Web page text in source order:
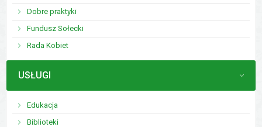
Dobre praktyki
Fundusz Sołecki
Rada Kobiet
MENU
USŁUGI
Edukacja
Biblioteki